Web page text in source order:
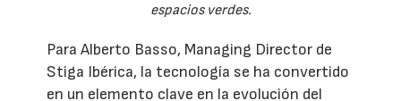
espacios verdes.
Para Alberto Basso, Managing Director de
Stiga Ibérica, la tecnología se ha convertido
en un elemento clave en la evolución del